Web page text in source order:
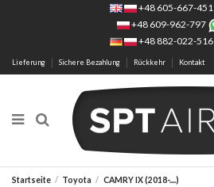
+48 605-667-451
+48 609-962-797
+48 882-022-516
Lieferung Sichere Bezahlung Rückkehr Kontakt
Startseite Toyota CAMRY IX (2018-....)